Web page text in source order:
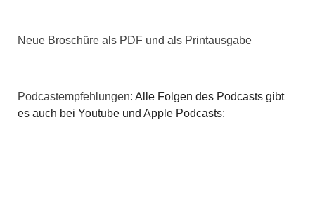
Neue Broschüre als PDF und als Printausgabe
Podcastempfehlungen: Alle Folgen des Podcasts gibt
es auch bei Youtube und Apple Podcasts: